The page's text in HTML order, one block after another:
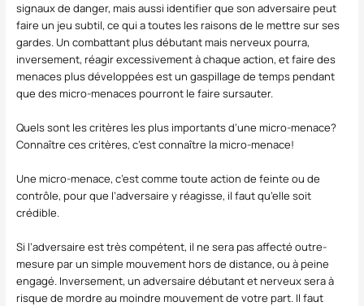
signaux de danger, mais aussi identifier que son adversaire peut
faire un jeu subtil, ce qui a toutes les raisons de le mettre sur ses
gardes. Un combattant plus débutant mais nerveux pourra,
inversement, réagir excessivement à chaque action, et faire des
menaces plus développées est un gaspillage de temps pendant
que des micro-menaces pourront le faire sursauter.
Quels sont les critères les plus importants d’une micro-menace?
Connaître ces critères, c’est connaître la micro-menace!
Une micro-menace, c’est comme toute action de feinte ou de
contrôle, pour que l’adversaire y réagisse, il faut qu’elle soit
crédible.
Si l’adversaire est très compétent, il ne sera pas affecté outre-
mesure par un simple mouvement hors de distance, ou à peine
engagé. Inversement, un adversaire débutant et nerveux sera à
risque de mordre au moindre mouvement de votre part. Il faut